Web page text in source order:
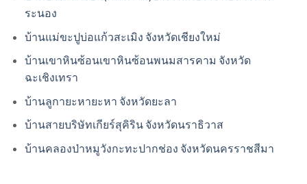
ระนอง
บ้านแม่ขะปูบ่อแก้วสะเมิง จังหวัดเชียงใหม่
บ้านเขาหินซ้อนเขาหินซ้อนพนมสารคาม จังหวัด
ฉะเชิงเทรา
บ้านลูกายะหายะหา จังหวัดยะลา
บ้านสายบริษัทเกียร์สุคิริน จังหวัดนราธิวาส
บ้านคลองป่าหมูวังกะทะปากช่อง จังหวัดนครราชสีมา